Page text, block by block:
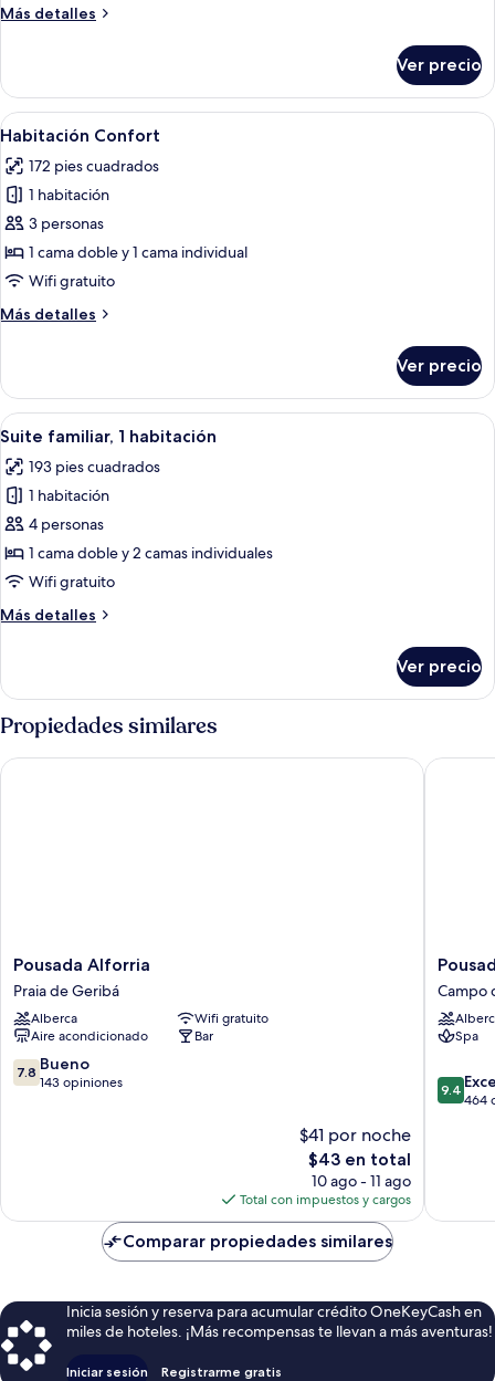
Más detalles
Más
estándar
Ver precio
Abrir
todas
las
fotos
de
Habitación
Confort
Habitación de hotel con una cama
5
Habitación Confort
172 pies cuadrados
1 habitación
3 personas
1 cama doble y 1 cama individual
Wifi gratuito
Más detalles
Más
Confort
Ver precio
Abrir
todas
las
fotos
de
Suite
familiar,
habitación
Habitación de hotel con dos camas
5
Suite familiar, 1 habitación
193 pies cuadrados
1 habitación
4 personas
1 cama doble y 2 camas individuales
Wifi gratuito
Más detalles
Más
familiar,
1
habitación
Ver precio
Propiedades similares
Pousada
Alforria
Praia
de
Geribá
Pousada Alforria
Praia de Geribá
Alberca
Wifi gratuito
Aire acondicionado
Bar
7.8
de
7.8 Bueno
143 opiniones
$41 por noche
El
precio
actual
es
de
$43
$43 en total
10 ago - 11 ago
Total con impuestos y cargos
Pousada Alforria
Pousada
dos
Campo
de
Campo
Spa
9.4
de
9.4
464
Comparar propiedades similares
Inicia sesión y reserva para acumular crédito OneKeyCash en
miles de hoteles. ¡Más recompensas te llevan a más aventuras!
Iniciar sesión Registrarme gratis